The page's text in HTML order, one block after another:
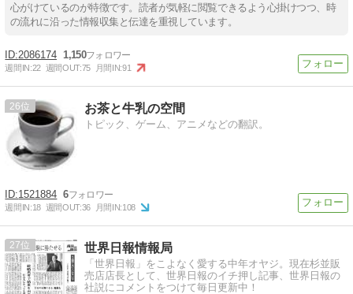
心がけているのが特徴です。読者が気軽に閲覧できるよう心掛けつつ、時
の流れに沿った情報収集と伝達を重視しています。
2086174 1,150
週間IN:22 週間OUT:75 月間IN:91
26 お茶と牛乳の空間
トピック、ゲーム、アニメなどの翻訳。
1521884 6
週間IN:18 週間OUT:36 月間IN:108
27 世界日報情報局
「世界日報」をこよなく愛する中年オヤジ。現在杉並販
売店店長として、世界日報のイチ押し記事、世界日報の
社説にコメントをつけて毎日更新中！